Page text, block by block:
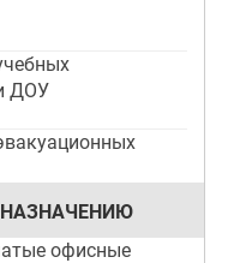
ДОУ
офисные